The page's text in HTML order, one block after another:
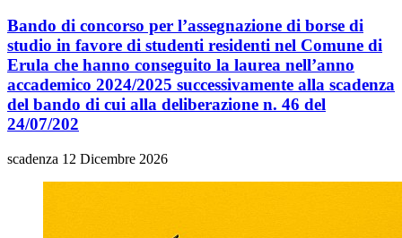
Bando di concorso per l’assegnazione di borse di
studio in favore di studenti residenti nel Comune di
Erula che hanno conseguito la laurea nell’anno
accademico 2024/2025 successivamente alla scadenza
del bando di cui alla deliberazione n. 46 del
24/07/202
scadenza 12 Dicembre 2026